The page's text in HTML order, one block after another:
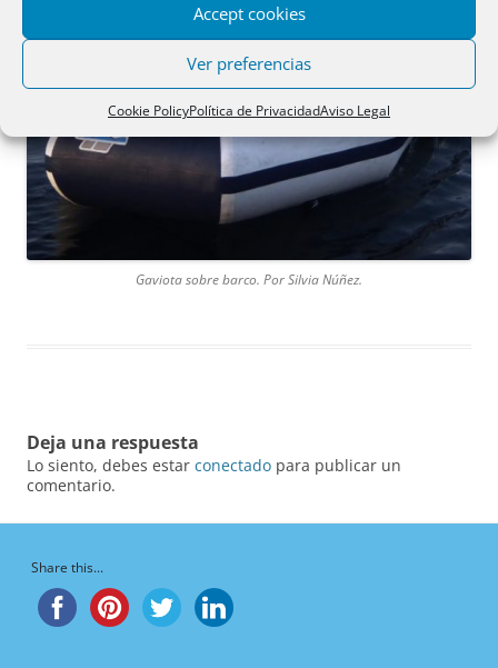
Accept cookies
Ver preferencias
Cookie PolicyPolítica de PrivacidadAviso Legal
Gaviota sobre barco. Por Silvia Núñez.
Deja una respuesta
Lo siento, debes estar conectado para publicar un
comentario.
Share this...